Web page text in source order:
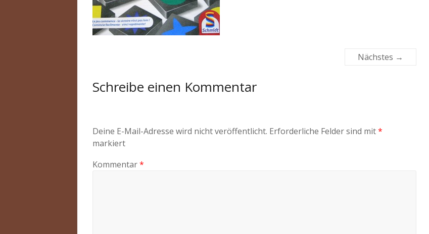
Nächstes →
Schreibe einen Kommentar
Deine E-Mail-Adresse wird nicht veröffentlicht. Erforderliche Felder sind mit*
markiert
Kommentar*